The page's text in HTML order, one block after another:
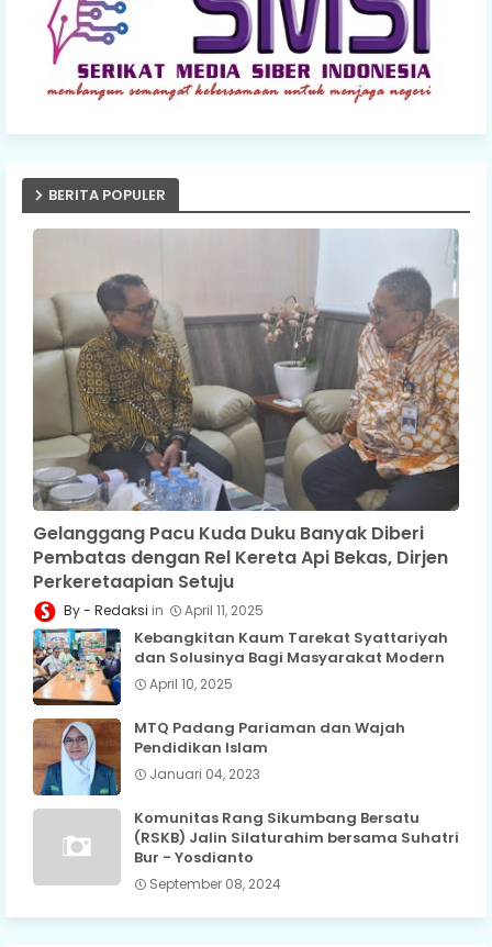
BERITA POPULER
Gelanggang Pacu Kuda Duku Banyak Diberi
Pembatas dengan Rel Kereta Api Bekas, Dirjen
Perkeretaapian Setuju
Redaksi April 11, 2025
Kebangkitan Kaum Tarekat Syattariyah
dan Solusinya Bagi Masyarakat Modern
April 10, 2025
MTQ Padang Pariaman dan Wajah
Pendidikan Islam
Januari 04, 2023
Komunitas Rang Sikumbang Bersatu
(RSKB) Jalin Silaturahim bersama Suhatri
Bur - Yosdianto
September 08, 2024